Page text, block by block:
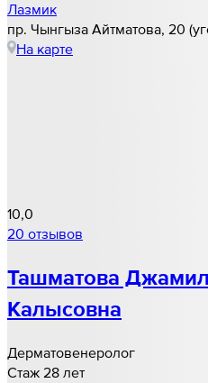
Лазмик
​пр. Чынгыза Айтматова, 20​
На карте
10,0
20 отзывов
Ташматова
Калысовна
Дерматовенеролог
Стаж 28 лет